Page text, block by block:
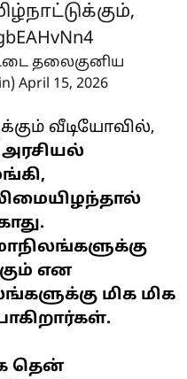
தலைகுனிய
April 15, 2026
வீடியோவில்,
அரசியல்
என
மிக மிக
தென்